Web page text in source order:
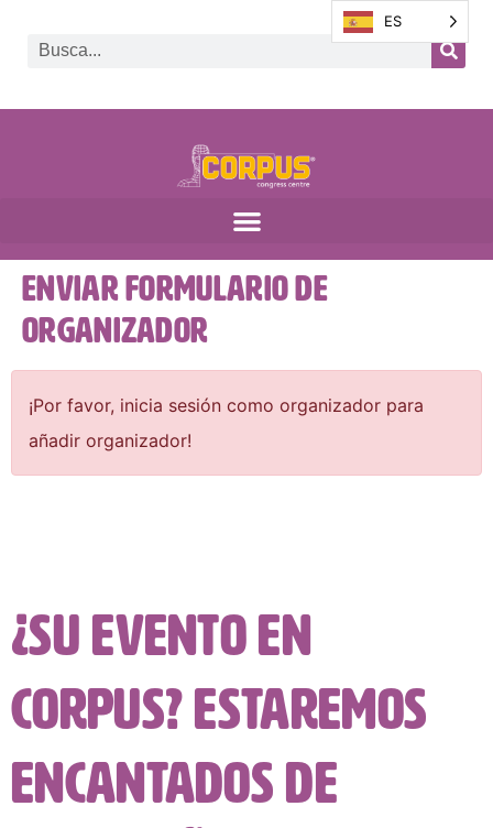
Enviar formulario de
organizador
¡Por favor, inicia sesión como organizador para
añadir organizador!
¿Su evento en
CORPUS? Estaremos
encantados de
ES